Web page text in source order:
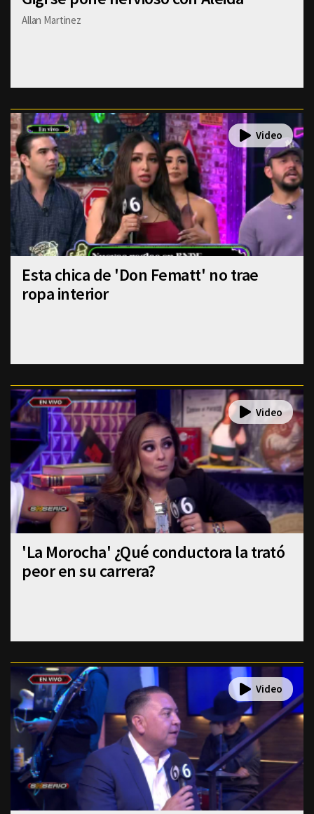
Allan Martinez
Esta chica de 'Don Fematt' no trae
ropa interior
'La Morocha' ¿Qué conductora la trató
peor en su carrera?